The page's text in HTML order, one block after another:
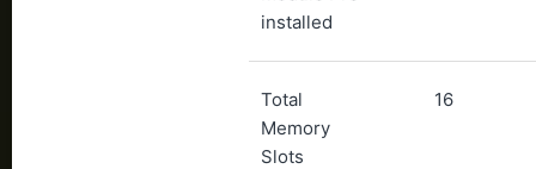
installed
Total
Memory
Slots
16